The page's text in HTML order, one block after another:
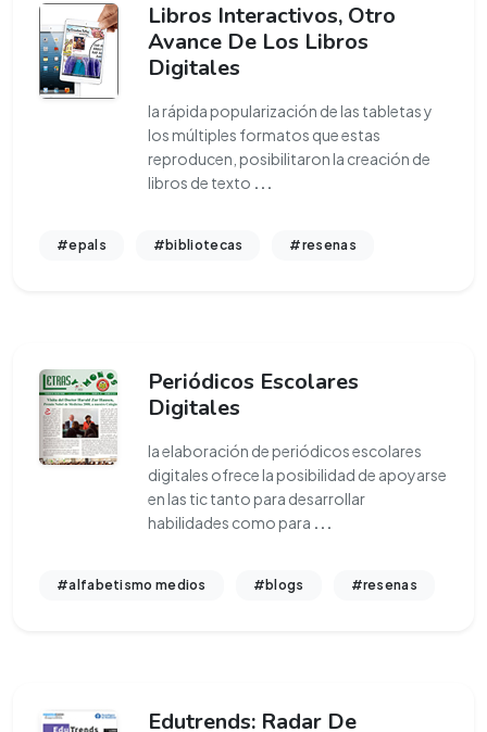
Libros Interactivos, Otro
Avance De Los Libros
Digitales
la rápida popularización de las tabletas y
los múltiples formatos que estas
reproducen, posibilitaron la creación de
libros de texto ...
#epals #bibliotecas #resenas
Periódicos Escolares
Digitales
la elaboración de periódicos escolares
digitales ofrece la posibilidad de apoyarse
en las tic tanto para desarrollar
habilidades como para ...
#alfabetismo medios #blogs #resenas
Edutrends: Radar De